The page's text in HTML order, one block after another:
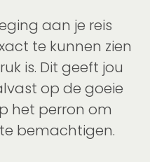
aan je reis
te kunnen zien
is. Dit geeft jou
op de goeie
het perron om
bemachtigen.